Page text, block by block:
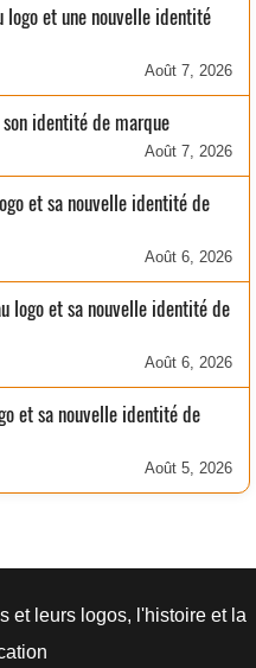
logo et une nouvelle identité
Août 7, 2026
identité de marque
Août 7, 2026
et sa nouvelle identité de
Août 6, 2026
logo et sa nouvelle identité de
Août 6, 2026
et sa nouvelle identité de
Août 5, 2026
et leurs logos, l'histoire et la